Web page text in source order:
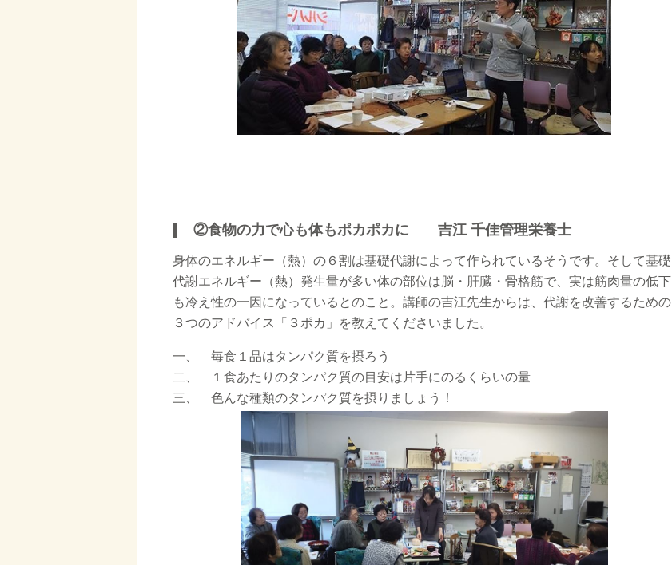
②食物の力で心も体もポカポカに 吉江 千佳管理栄養士
身体のエネルギー（熱）の６割は基礎代謝によって作られているそうです。そして基礎
代謝エネルギー（熱）発生量が多い体の部位は脳・肝臓・骨格筋で、実は筋肉量の低下
も冷え性の一因になっているとのこと。講師の吉江先生からは、代謝を改善するための
３つのアドバイス「３ポカ」を教えてくださいました。
一、 毎食１品はタンパク質を摂ろう
二、 １食あたりのタンパク質の目安は片手にのるくらいの量
三、 色んな種類のタンパク質を摂りましょう！